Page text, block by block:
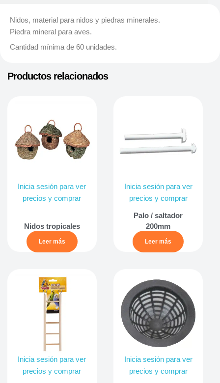
Nidos, material para nidos y piedras minerales.
Piedra mineral para aves.
Cantidad mínima de 60 unidades.
Productos relacionados
Inicia sesión para ver
precios y comprar
Nidos tropicales
Leer más
Inicia sesión para ver
precios y comprar
Palo / saltador
200mm
Leer más
Inicia sesión para ver
precios y comprar
Inicia sesión para ver
precios y comprar